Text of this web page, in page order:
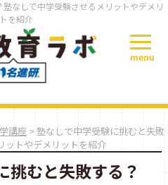
なしで中学受験させるメリットやデメリ
を紹介
menu
講座>塾なしで中学受験に挑むと失敗
ットやデメリットを紹介
挑むと失敗する？